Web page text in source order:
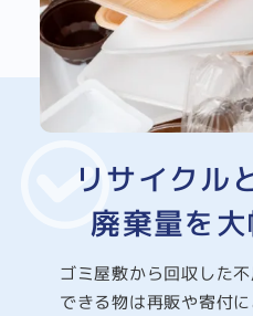
リサイクル
廃棄量を大
ゴミ屋敷から回収した
できる物は再販や寄付